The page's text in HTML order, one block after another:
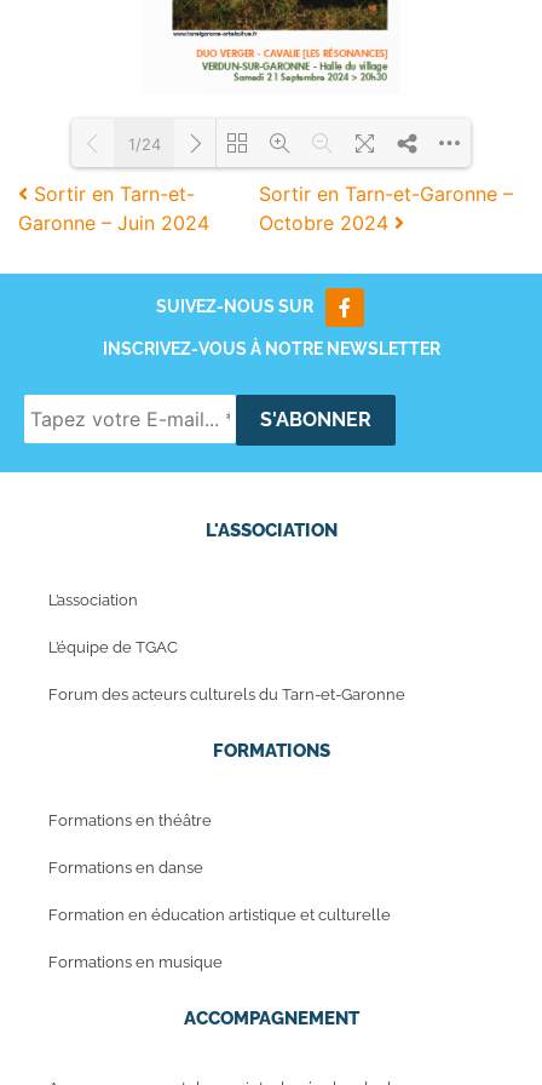
Loading PDF 95% ...
1/24
Sortir en Tarn-et-
Garonne – Juin 2024
Sortir en Tarn-et-Garonne –
Octobre 2024
SUIVEZ-NOUS SUR
INSCRIVEZ-VOUS À NOTRE NEWSLETTER
L'ASSOCIATION
L’association
L’équipe de TGAC
Forum des acteurs culturels du Tarn-et-Garonne
FORMATIONS
Formations en théâtre
Formations en danse
Formation en éducation artistique et culturelle
Formations en musique
ACCOMPAGNEMENT